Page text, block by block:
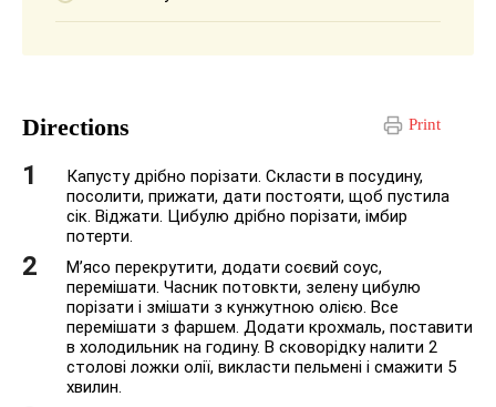
Print
Directions
Капусту дрібно порізати. Скласти в посудину,
посолити, прижати, дати постояти, щоб пустила
сік. Віджати. Цибулю дрібно порізати, імбир
потерти.
М’ясо перекрутити, додати соєвий соус,
перемішати. Часник потовкти, зелену цибулю
порізати і змішати з кунжутною олією. Все
перемішати з фаршем. Додати крохмаль, поставити
в холодильник на годину. В сковорідку налити 2
столові ложки олії, викласти пельмені і смажити 5
хвилин.